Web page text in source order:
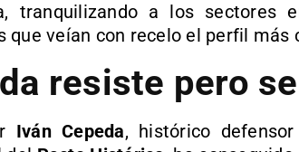
tranquilizando a los sectores
que veían con recelo el perfil
resiste pero
Iván Cepeda, histórico